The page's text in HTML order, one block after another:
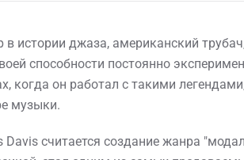
истории джаза, американский
способности постоянно
когда он работал с такими
музыки.
считается создание жанра